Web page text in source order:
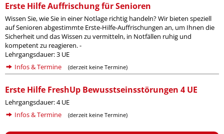
Erste Hilfe Auffrischung für Senioren
Wissen Sie, wie Sie in einer Notlage richtig handeln? Wir bieten speziell
auf Senioren abgestimmte Erste-Hilfe-Auffrischungen an, um Ihnen die
Sicherheit und das Wissen zu vermitteln, in Notfällen ruhig und
kompetent zu reagieren. -
Lehrgangsdauer: 3 UE
Infos & Termine
(derzeit keine Termine)
Erste Hilfe FreshUp Bewusstseinsstörungen 4 UE
Lehrgangsdauer: 4 UE
Infos & Termine
(derzeit keine Termine)